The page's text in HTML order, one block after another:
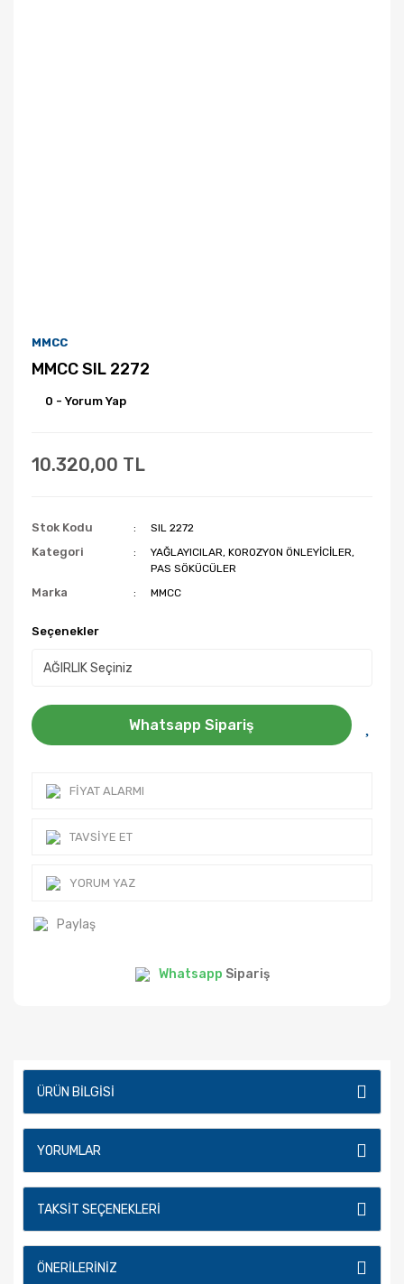
MMCC
MMCC SIL 2272
0 - Yorum Yap
10.320,00 TL
Stok Kodu SIL 2272
Kategori
YAĞLAYICILAR, KOROZYON ÖNLEYİCİLER,
PAS SÖKÜCÜLER
Marka MMCC
Seçenekler
Whatsapp Sipariş
FIYAT ALARMI
TAVSIYE ET
YORUM YAZ
Paylaş
Whatsapp Sipariş
ÜRÜN BILGISI
YORUMLAR
TAKSIT SEÇENEKLERI
ÖNERILERINIZ